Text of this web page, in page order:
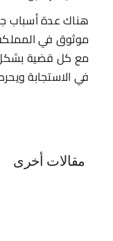
هناك عدة أسباب
موثوق في
مع كل قضية بشكل
في الاستجابة
مقالات أخرى